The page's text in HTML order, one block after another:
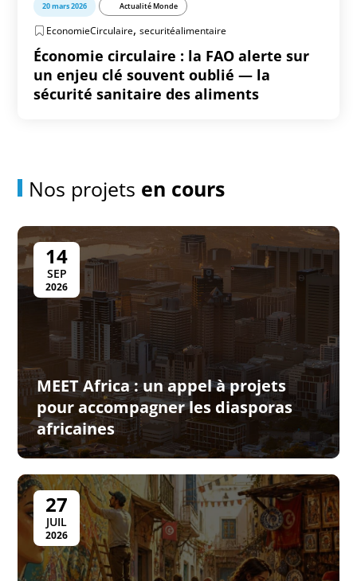
20 mars 2026 Actualité Monde
EconomieCirculaire,securitéalimentaire
Économie circulaire : la FAO alerte sur
un enjeu clé souvent oublié — la
sécurité sanitaire des aliments
Nos projets en cours
14
SEP
2026
MEET Africa : un appel à projets
pour accompagner les diasporas
africaines
27
JUIL
2026